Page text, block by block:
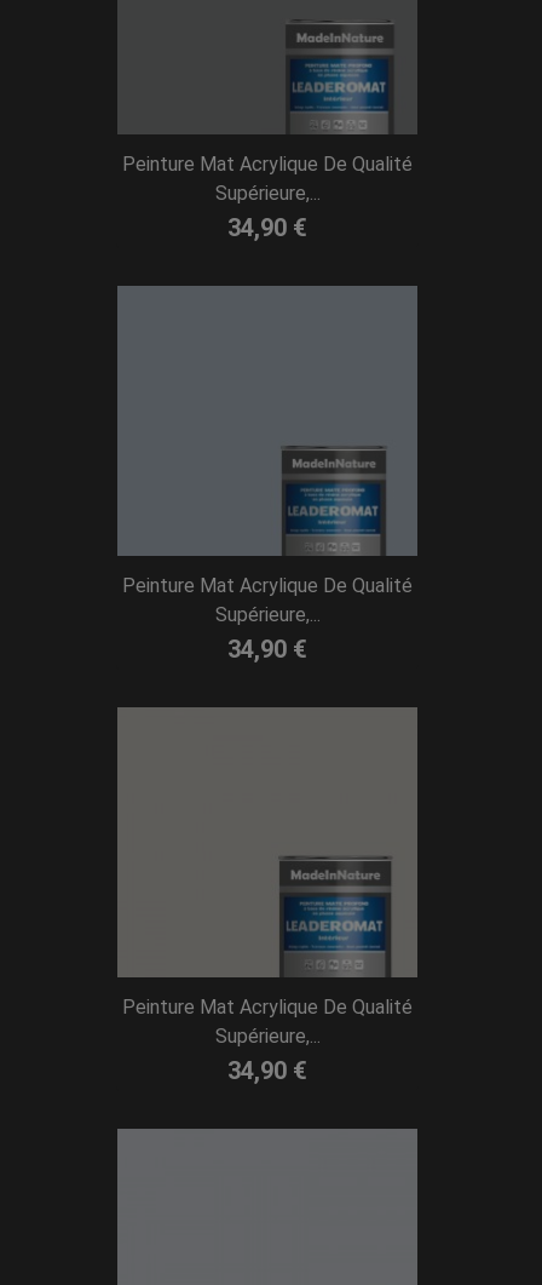
Peinture Mat Acrylique De Qualité
Supérieure,...
34,90 €
Peinture Mat Acrylique De Qualité
Supérieure,...
34,90 €
Peinture Mat Acrylique De Qualité
Supérieure,...
34,90 €